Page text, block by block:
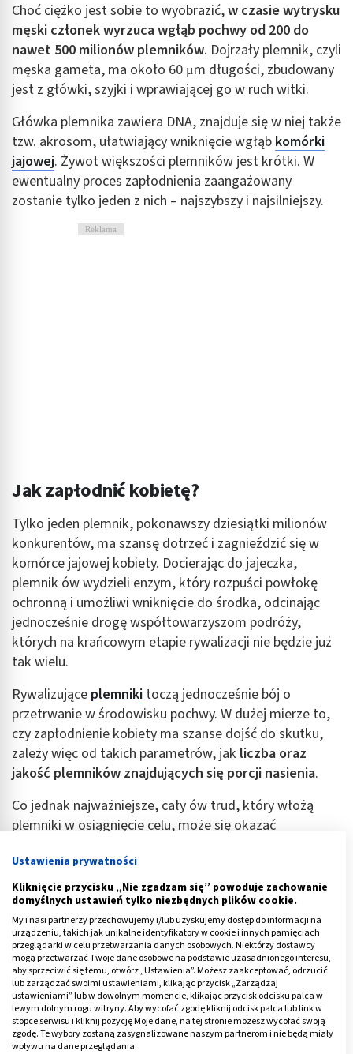
Choć ciężko jest sobie to wyobrazić,w czasie wytrysku
męski członek wyrzuca wgłąb pochwy od 200 do
nawet 500 milionów plemników. Dojrzały plemnik, czyli
męska gameta, ma około 60 μm długości, zbudowany
jest z główki, szyjki i wprawiającej go w ruch witki.
Główka plemnika zawiera DNA, znajduje się w niej także
tzw. akrosom, ułatwiający wniknięcie wgłąb komórki
jajowej. Żywot większości plemników jest krótki. W
ewentualny proces zapłodnienia zaangażowany
zostanie tylko jeden z nich – najszybszy i najsilniejszy.
Reklama
Jak zapłodnić kobietę?
Tylko jeden plemnik, pokonawszy dziesiątki milionów
konkurentów, ma szansę dotrzeć i zagnieździć się w
komórce jajowej kobiety. Docierając do jajeczka,
plemnik ów wydzieli enzym, który rozpuści powłokę
ochronną i umożliwi wniknięcie do środka, odcinając
jednocześnie drogę współtowarzyszom podróży,
których na krańcowym etapie rywalizacji nie będzie już
tak wielu.
Rywalizujące plemniki toczą jednocześnie bój o
przetrwanie w środowisku pochwy. W dużej mierze to,
czy zapłodnienie kobiety ma szanse dojść do skutku,
zależy więc od takich parametrów, jak liczba oraz
jakość plemników znajdujących się porcji nasienia.
Co jednak najważniejsze, cały ów trud, który włożą
plemniki w osiągnięcie celu, może się okazać
bowiem w tylko w jednym, wybranym momencie.
Reklama
Ustawienia prywatności
Kliknięcie przycisku „Nie zgadzam się” powoduje zachowanie
domyślnych ustawień tylko niezbędnych plików cookie.
My i nasi partnerzy przechowujemy i/lub uzyskujemy dostęp do informacji na
urządzeniu, takich jak unikalne identyfikatory w cookie i innych pamięciach
przeglądarki w celu przetwarzania danych osobowych. Niektórzy dostawcy
mogą przetwarzać Twoje dane osobowe na podstawie uzasadnionego interesu,
aby sprzeciwić się temu, otwórz „Ustawienia”. Możesz zaakceptować, odrzucić
lub zarządzać swoimi ustawieniami, klikając przycisk „Zarządzaj
ustawieniami” lub w dowolnym momencie, klikając przycisk odcisku palca w
lewym dolnym rogu witryny. Aby wycofać zgodę kliknij odcisk palca lub link w
stopce serwisu i kliknij pozycję Moje dane, na tej stronie możesz wycofać swoją
zgodę. Te wybory zostaną zasygnalizowane naszym partnerom i nie będą miały
wpływu na dane przeglądania.